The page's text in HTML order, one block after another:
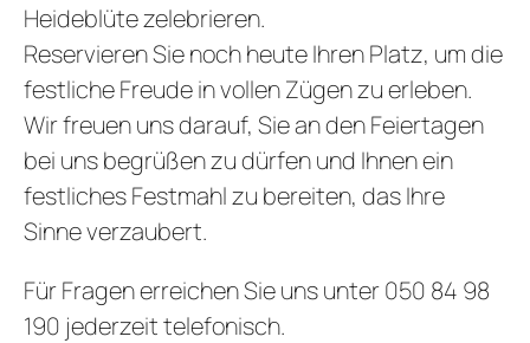
Heideblüte zelebrieren.
Reservieren Sie noch heute Ihren Platz, um die
festliche Freude in vollen Zügen zu erleben.
Wir freuen uns darauf, Sie an den Feiertagen
bei uns begrüßen zu dürfen und Ihnen ein
festliches Festmahl zu bereiten, das Ihre
Sinne verzaubert.
Für Fragen erreichen Sie uns unter 050 84 98
190 jederzeit telefonisch.